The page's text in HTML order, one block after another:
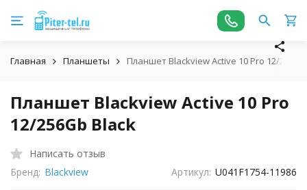
Главная Планшеты Планшет Blackview Active 10 Pro 12/
Планшет Blackview Active 10 Pro
12/256Gb Black
Написать отзыв
Бренд: Blackview Артикул: U041F1754-11986